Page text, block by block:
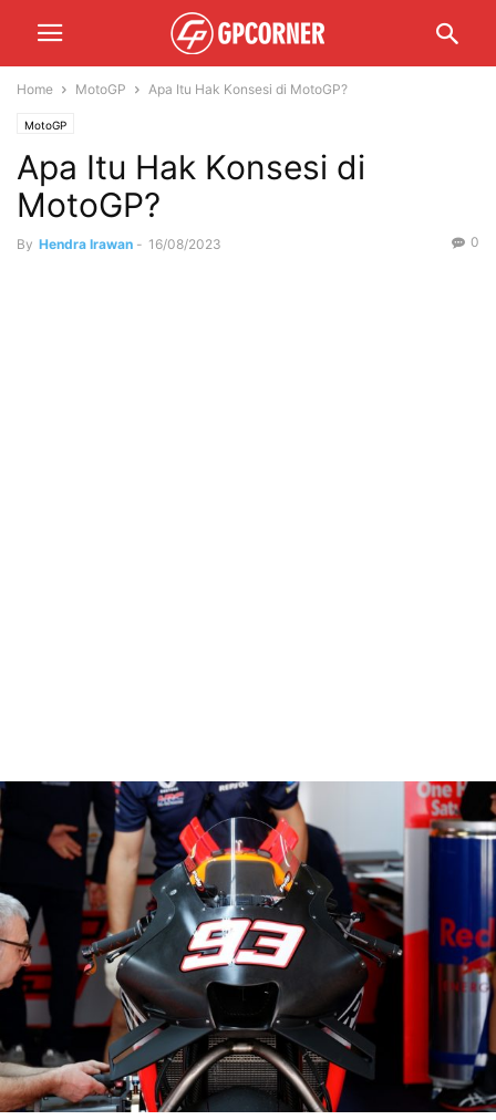
Home MotoGP Apa Itu Hak Konsesi di MotoGP?
MotoGP
Apa Itu Hak Konsesi di
MotoGP?
By Hendra Irawan - 16/08/2023 0